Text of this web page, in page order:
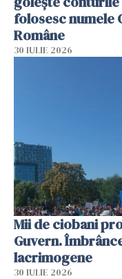
folosesc numele
Române
30 IULIE 2026
Mii de ciobani
Guvern.
lacrimogene
30 IULIE 2026